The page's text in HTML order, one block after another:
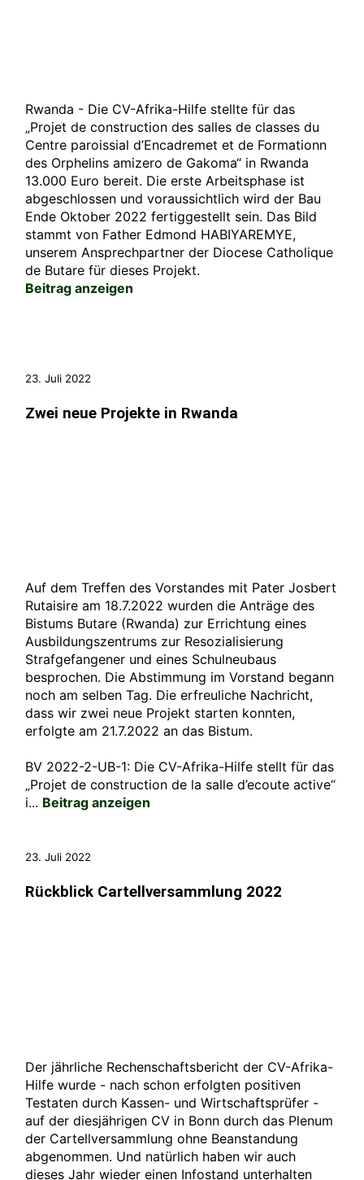
Rwanda - Die CV-Afrika-Hilfe stellte für das
„Projet de construction des salles de classes du
Centre paroissial d’Encadremet et de Formationn
des Orphelins amizero de Gakoma“ in Rwanda
13.000 Euro bereit. Die erste Arbeitsphase ist
abgeschlossen und voraussichtlich wird der Bau
Ende Oktober 2022 fertiggestellt sein. Das Bild
stammt von Father Edmond HABIYAREMYE,
unserem Ansprechpartner der Diocese Catholique
de Butare für dieses Projekt.
Beitrag anzeigen
23. Juli 2022
Zwei neue Projekte in Rwanda
Auf dem Treffen des Vorstandes mit Pater Josbert
Rutaisire am 18.7.2022 wurden die Anträge des
Bistums Butare (Rwanda) zur Errichtung eines
Ausbildungszentrums zur Resozialisierung
Strafgefangener und eines Schulneubaus
besprochen. Die Abstimmung im Vorstand begann
noch am selben Tag. Die erfreuliche Nachricht,
dass wir zwei neue Projekt starten konnten,
erfolgte am 21.7.2022 an das Bistum.
BV 2022-2-UB-1: Die CV-Afrika-Hilfe stellt für das
„Projet de construction de la salle d’ecoute active“
i... Beitrag anzeigen
23. Juli 2022
Rückblick Cartellversammlung 2022
Der jährliche Rechenschaftsbericht der CV-Afrika-
Hilfe wurde - nach schon erfolgten positiven
Testaten durch Kassen- und Wirtschaftsprüfer -
auf der diesjährigen CV in Bonn durch das Plenum
der Cartellversammlung ohne Beanstandung
abgenommen. Und natürlich haben wir auch
dieses Jahr wieder einen Infostand unterhalten